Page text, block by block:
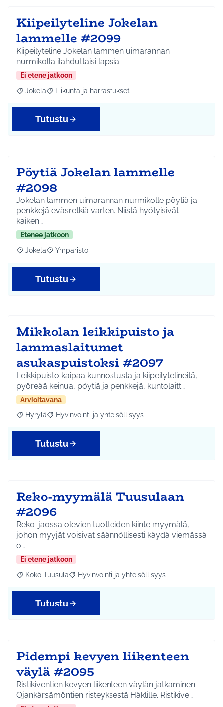
Kiipeilyteline Jokelan
lammelle #2099
Kiipeilyteline Jokelan lammen uimarannan
nurmikolla ilahduttaisi lapsia.
Ei etene jatkoon
Rajaa tulokset aihepiirin mukaan: Jokela
Jokela Rajaa tulokset teeman mukaan: Liikunta ja
Liikunta ja harrastukset
Tutustu
Pöytiä Jokelan lammelle
#2098
Jokelan lammen uimarannan nurmikolle pöytiä ja
penkkejä eväsretkiä varten. Niistä hyötyisivät
kaiken…
Etenee jatkoon
Rajaa tulokset aihepiirin mukaan: Jokela
Jokela Rajaa tulokset teeman mukaan: Ympäristö
Ympäristö
Tutustu
Mikkolan leikkipuisto ja
lammaslaitumet
asukaspuistoksi #2097
Leikkipuisto kaipaa kunnostusta ja kiipeilytelineitä,
pyöreää keinua, pöytiä ja penkkejä, kuntolaitt…
Arvioitavana
Rajaa tulokset aihepiirin mukaan: Hyrylä
Hyrylä Rajaa tulokset teeman mukaan: Hyvinvointi ja
Hyvinvointi ja yhteisöllisyys
Tutustu
Reko-myymälä Tuusulaan
#2096
Reko-jaossa olevien tuotteiden kiinte myymälä,
johon myyjät voisivat säännöllisesti käydä viemässä
o…
Ei etene jatkoon
Rajaa tulokset aihepiirin mukaan: Koko Tuusula
Koko Tuusula Rajaa tulokset teeman mukaan: Hyvinvointi ja
Hyvinvointi ja yhteisöllisyys
Tutustu
Pidempi kevyen liikenteen
väylä #2095
Ristikiventien kevyen liikenteen väylän jatkaminen
Ojankärsämöntien risteyksestä Häklille. Ristikive…